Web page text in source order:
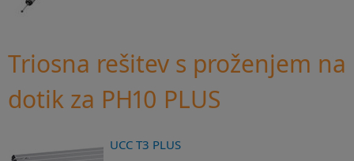
Triosna rešitev s proženjem na
dotik za PH10 PLUS
UCC T3 PLUS